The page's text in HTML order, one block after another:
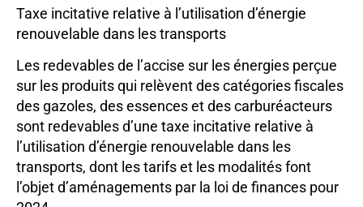
Taxe incitative relative à l’utilisation d’énergie
renouvelable dans les transports
Les redevables de l’accise sur les énergies perçue
sur les produits qui relèvent des catégories fiscales
des gazoles, des essences et des carburéacteurs
sont redevables d’une taxe incitative relative à
l’utilisation d’énergie renouvelable dans les
transports, dont les tarifs et les modalités font
l’objet d’aménagements par la loi de finances pour